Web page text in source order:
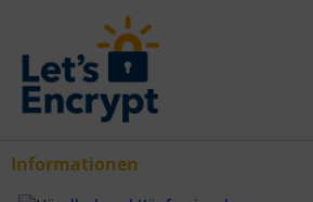
Informationen